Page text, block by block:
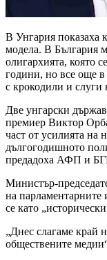
В Унгария показаха
модела. В България
олигархията, която
години, но все още в
с крокодили и
Две унгарски
премиер Виктор
част от усилията на
дългогодишното
предадоха АФП и
Министър-
на парламентарните
се като
„Днес слагаме край
обществените